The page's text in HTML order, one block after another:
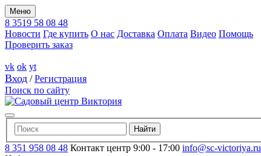
Меню
8 3519 58 08 48
Новости Где купить О нас Доставка Оплата Видео Помощь
Проверить заказ
vk ok yt
Вход /Регистрация
Поиск по сайту
8 351 958 08 48 Контакт центр 9:00 - 17:00 info@sc-victoriya.ru